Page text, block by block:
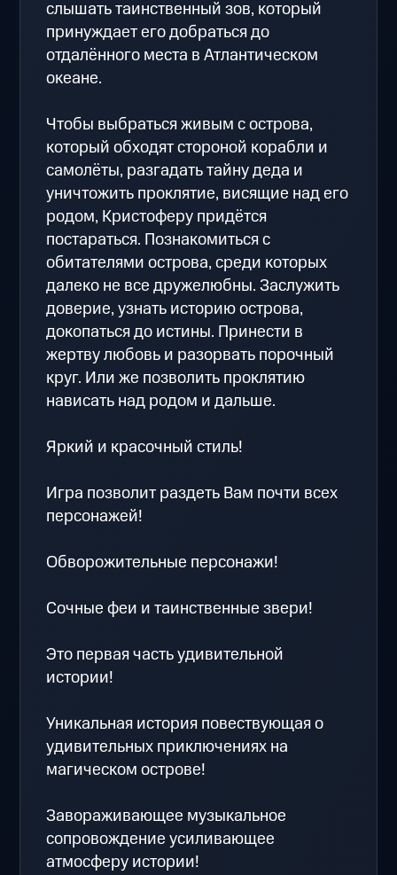
слышать таинственный зов, который
принуждает его добраться до
отдалённого места в Атлантическом
океане.
Чтобы выбраться живым с острова,
который обходят стороной корабли и
самолёты, разгадать тайну деда и
уничтожить проклятие, висящие над его
родом, Кристоферу придётся
постараться. Познакомиться с
обитателями острова, среди которых
далеко не все дружелюбны. Заслужить
доверие, узнать историю острова,
докопаться до истины. Принести в
жертву любовь и разорвать порочный
круг. Или же позволить проклятию
нависать над родом и дальше.
Яркий и красочный стиль!
Игра позволит раздеть Вам почти всех
персонажей!
Обворожительные персонажи!
Сочные феи и таинственные звери!
Это первая часть удивительной
истории!
Уникальная история повествующая о
удивительных приключениях на
магическом острове!
Завораживающее музыкальное
сопровождение усиливающее
атмосферу истории!